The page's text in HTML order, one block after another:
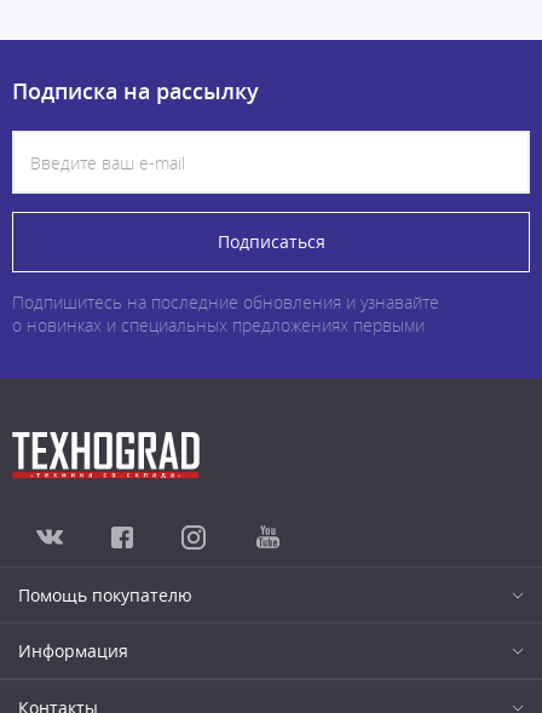
Подписка на рассылку
Подписаться
Подпишитесь на последние обновления и узнавайте
о новинках и специальных предложениях первыми
Помощь покупателю
Информация
Контакты